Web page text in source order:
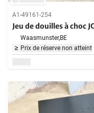
A1-49161-254
Jeu de douilles à choc
Waasmunster,BE
Prix de réserve non atteint